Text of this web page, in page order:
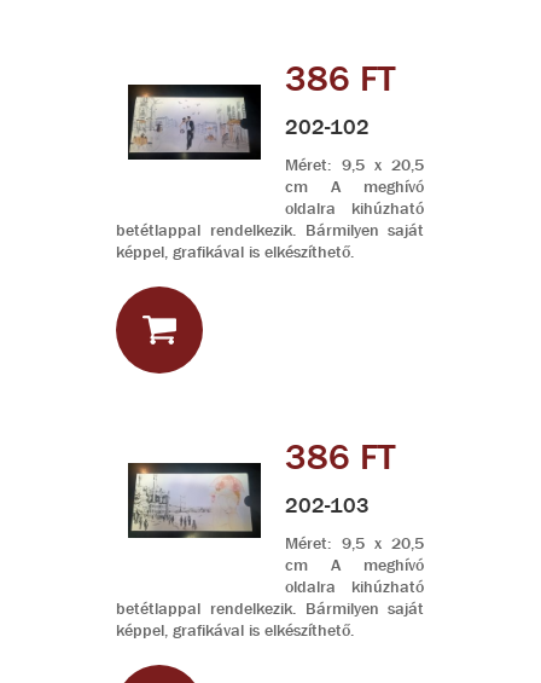
386 FT
202-102
Méret: 9,5 x 20,5
cm A meghívó
oldalra kihúzható
betétlappal rendelkezik. Bármilyen saját
képpel, grafikával is elkészíthető.
386 FT
202-103
Méret: 9,5 x 20,5
cm A meghívó
oldalra kihúzható
betétlappal rendelkezik. Bármilyen saját
képpel, grafikával is elkészíthető.